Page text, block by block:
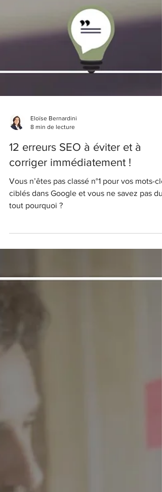
8 min de lecture
12 erreurs SEO à éviter et à
corriger immédiatement !
Vous n’êtes pas classé n°1 pour vos mots-